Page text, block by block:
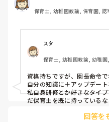
保育士, 幼稚園教諭, 保育園, 認
スタ
保育士, 幼稚園教諭, 幼稚
資格持ちですが、園長命令
自分の知識に＋アップデー
私自身研修とか好きなタイ
回答を